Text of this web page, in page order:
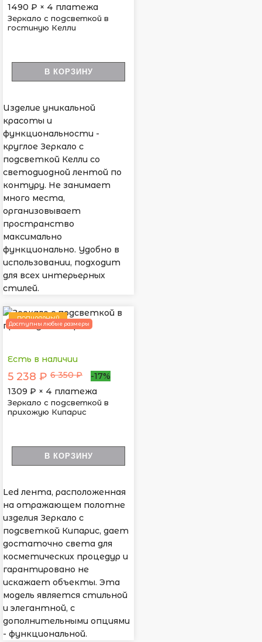
1490 ₽ × 4 платежа
Зеркало с подсветкой в
гостиную Келли
В КОРЗИНУ
Изделие уникальной
красоты и
функциональности -
круглое Зеркало с
подсветкой Келли со
светодиодной лентой по
контуру. Не занимает
много места,
организовывает
пространство
максимально
функционально. Удобно в
использовании, подходит
для всех интерьерных
стилей.
ПОПУЛЯРНЫЙ
Доступны любые размеры
Есть в наличии
5 238 ₽ 6 350 ₽
-17%
1309 ₽ × 4 платежа
Зеркало с подсветкой в
прихожую Кипарис
В КОРЗИНУ
Led лента, расположенная
на отражающем полотне
изделия Зеркало с
подсветкой Кипарис, дает
достаточно света для
косметических процедур и
гарантировано не
искажает объекты. Эта
модель является стильной
и элегантной, с
дополнительными опциями
- функциональной.